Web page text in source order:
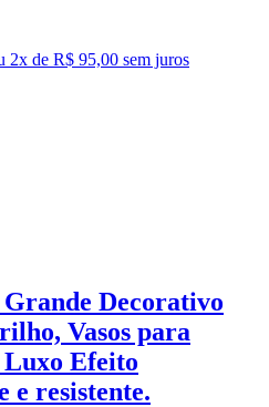
2x de R$ 95,00 sem juros
Grande Decorativo
Vasos para
Efeito
e resistente.